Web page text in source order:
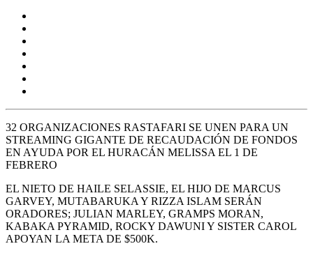
32 ORGANIZACIONES RASTAFARI SE UNEN PARA UN
STREAMING GIGANTE DE RECAUDACIÓN DE FONDOS
EN AYUDA POR EL HURACÁN MELISSA EL 1 DE
FEBRERO
​EL NIETO DE HAILE SELASSIE, EL HIJO DE MARCUS
GARVEY, MUTABARUKAY RIZZA ISLAM SERÁN
ORADORES; JULIAN MARLEY, GRAMPS MORAN,
KABAKA PYRAMID, ROCKY DAWUNI Y SISTER CAROL
APOYAN LA META DE $500K.